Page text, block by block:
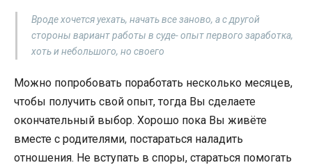
Вроде хочется уехать, начать все заново, а с другой
стороны вариант работы в суде- опыт первого заработка,
хоть и небольшого, но своего
Можно попробовать поработать несколько месяцев,
чтобы получить свой опыт, тогда Вы сделаете
окончательный выбор. Хорошо пока Вы живёте
вместе с родителями, постараться наладить
отношения. Не вступать в споры, стараться помогать